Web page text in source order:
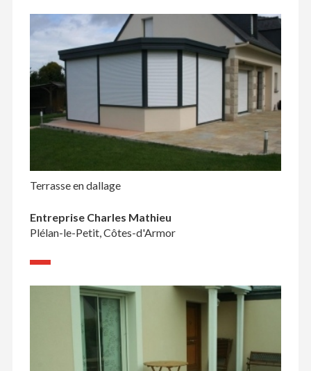
Terrasse en dallage
Entreprise Charles Mathieu
Plélan-le-Petit, Côtes-d'Armor